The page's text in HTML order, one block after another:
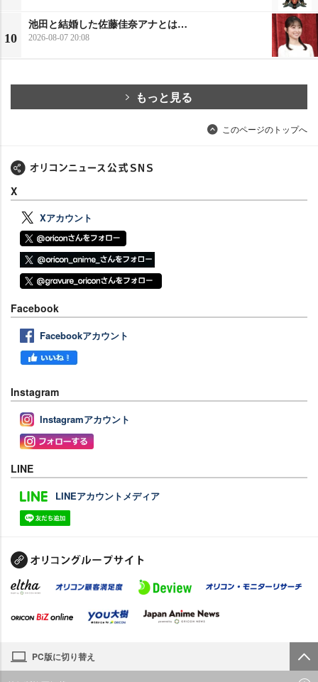
10
池田と結婚した佐藤佳奈アナとは…
2026-08-07 20:08
もっと見る
このページのトップへ
X
Xアカウント
Facebook
Facebookアカウント
Instagram
Instagramアカウント
LINE
LINEアカウントメディア
PC版に切り替え